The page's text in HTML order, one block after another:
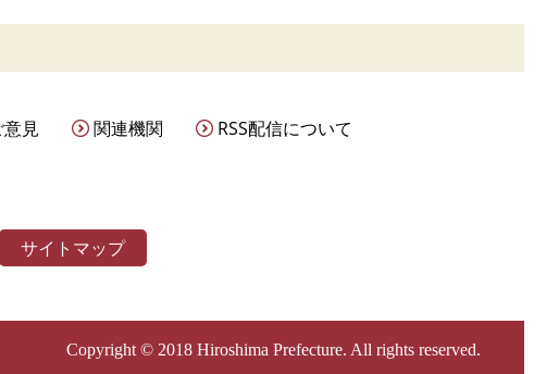
見 関連機関 RSS配信について
サイトマップ
Copyright © 2018 Hiroshima Prefecture. All rights reserved.